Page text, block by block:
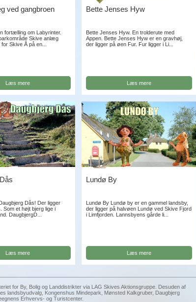
ved gangbroen
fortælling om Labyrinter.
Skive anlæg
Skive Å på en...
Læs mere
Bette Jenses Hyw
Bette Jenses Hyw. En trolderute med
Appen. Bette Jenses Hyw er en gravhøj,
der ligger på øen Fur. Fur ligger i Li...
Læs mere
Dås! Der ligger
Som et højt bjerg lige i
DaugbjergD...
Læs mere
Lundø By
Lundø By Lundø by er en gammel landsby,
der ligger på halvøen Lundø ved Skive Fjord
i Limfjorden. Lannsbyens gårde li...
Læs mere
for By, Bolig og Landdistrikter via LAG Skives Aktionsgruppe. Desuden af
landsbyudvalg, Kongenshus Mindepark, Mønsted Kalkgruber, Daugbjerg
Erhvervs- og Turistcenter.